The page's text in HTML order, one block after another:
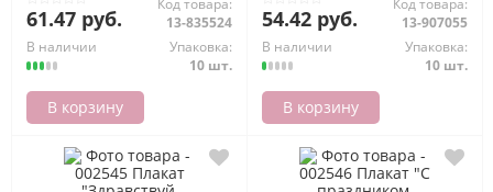
61.47 руб.
Код товара:
13-835524
В наличии
Упаковка:
10 шт.
В корзину
54.42 руб.
Код товара:
13-907055
В наличии
Упаковка:
10 шт.
В корзину